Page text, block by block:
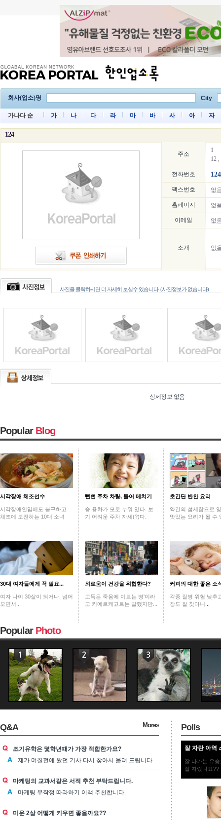
회사(업소)명 City
가나다 순 가 나 다 라 마 바 사 아 자
124
주소
1
12
전화번호
팩스번호 없
홈페이지 없
이메일 없
소개 없
사진을 클릭하시면 더 자세히 보실수 있습니다. (사진정보가 없습니다)
상세정보 없음
Popular Blog
시각장애 체조선수
시각장애인임에도 불구하고
체조에 도전하는 10대 소녀
30대 여자들에게 꼭 필요...
여자 나이 30살이 되거나, 넘어
오면서...
뻔뻔 주차 차량, 들어 메치기
승 용차가 모로 누워 있다. 보
기 어려운 주차 자세(?)다.
외로움이 건강을 위협한다?
고독은 죽음에 이르는 병'이라
고 키에르케고르는 말했지만...
초간단 반찬 요리
약간의 섬세함으로
맛있는 요리가 될 수
커피의 대한 좋은 소
각종 질병 위험 낮추
장도 잘 찾아내
Popular Photo
Q&A More»
조기유학은 몇학년때가 가장 적합한가요?
제가 며칠전에 봤던 기사 다시 찾아서 올려 드립니다
마케팅의 교과서같은 서적 추천 부탁드립니다.
마케팅 무작정 따라하기 이책 추천합니다.
미운 2살 어떻게 키우면 좋을까요??
Polls
잘 자란 아역
잘 나가는 유
잘 자랐나요??